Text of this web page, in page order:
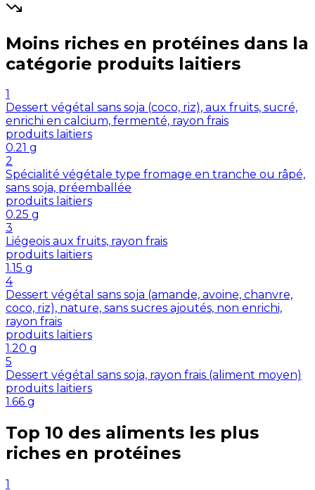
Moins riches en protéines dans la
catégorie produits laitiers
1
Dessert végétal sans soja (coco, riz), aux fruits, sucré,
enrichi en calcium, fermenté, rayon frais
produits laitiers
0.21 g
2
Spécialité végétale type fromage en tranche ou râpé,
sans soja, préemballée
produits laitiers
0.25 g
3
Liégeois aux fruits, rayon frais
produits laitiers
1.15 g
4
Dessert végétal sans soja (amande, avoine, chanvre,
coco, riz), nature, sans sucres ajoutés, non enrichi,
rayon frais
produits laitiers
1.20 g
5
Dessert végétal sans soja, rayon frais (aliment moyen)
produits laitiers
1.66 g
Top 10 des aliments les plus
riches en protéines
1